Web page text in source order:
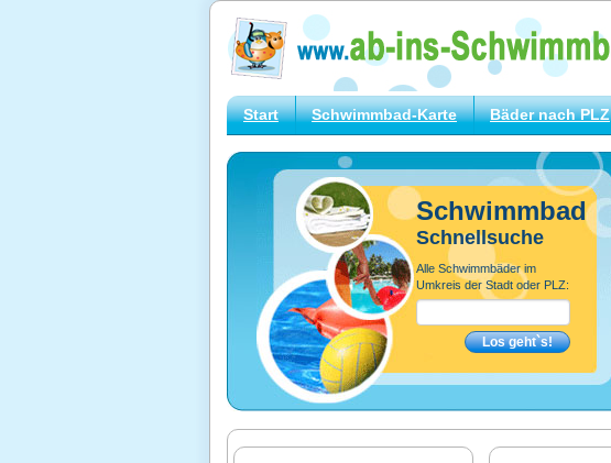
Start Schwimmbad-Karte Bäder nach PLZ
Schwimmbad
Schnellsuche
Alle Schwimmbäder im
Umkreis der Stadt oder PLZ: